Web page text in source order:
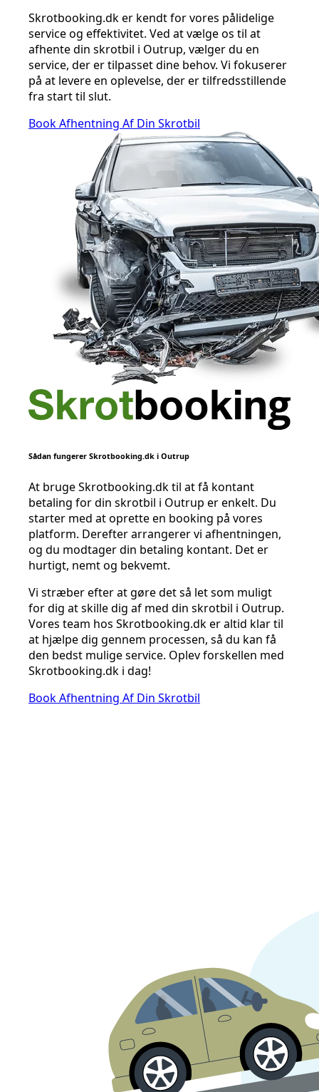
Skrotbooking.dk er kendt for vores pålidelige
service og effektivitet. Ved at vælge os til at
afhente din skrotbil i Outrup, vælger du en
service, der er tilpasset dine behov. Vi fokuserer
på at levere en oplevelse, der er tilfredsstillende
fra start til slut.
Book Afhentning Af Din Skrotbil
Sådan fungerer Skrotbooking.dk i Outrup
At bruge Skrotbooking.dk til at få kontant
betaling for din skrotbil i Outrup er enkelt. Du
starter med at oprette en booking på vores
platform. Derefter arrangerer vi afhentningen,
og du modtager din betaling kontant. Det er
hurtigt, nemt og bekvemt.
Vi stræber efter at gøre det så let som muligt
for dig at skille dig af med din skrotbil i Outrup.
Vores team hos Skrotbooking.dk er altid klar til
at hjælpe dig gennem processen, så du kan få
den bedst mulige service. Oplev forskellen med
Skrotbooking.dk i dag!
Book Afhentning Af Din Skrotbil